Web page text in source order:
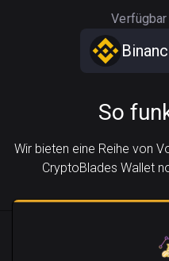
So
Wir bieten eine Reihe von
CryptoBlades Wallet